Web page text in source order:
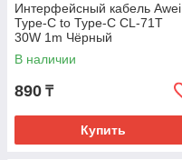
Интерфейсный кабель Awei
Type-C to Type-C CL-71T
30W 1m Чёрный
В наличии
890 ₸
Купить